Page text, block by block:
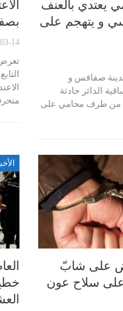
يعتدي بالعنف
و يتهجم على
صفاقس و
الدائر حادثة
من طرف محامي على
14:22
على شابّ
على سلاح عون